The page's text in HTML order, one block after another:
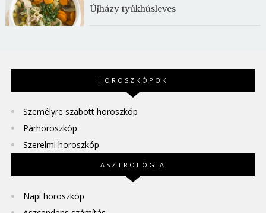
Újházy tyúkhúsleves
HOROSZKÓPOK
Személyre szabott horoszkóp
Párhoroszkóp
Szerelmi horoszkóp
ASZTROLÓGIA
Napi horoszkóp